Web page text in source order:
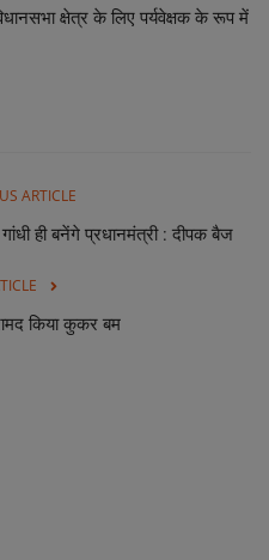
क्षेत्र के लिए पर्यवेक्षक के रूप में
ARTICLE
ही बनेंगे प्रधानमंत्री : दीपक बैज
किया कुकर बम